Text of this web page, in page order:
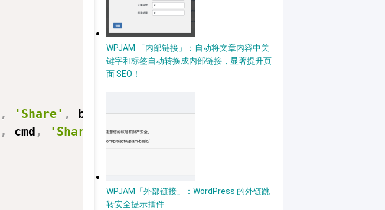
, 'Share' , baidu_share.common
, cmd , 'Share' baidu_share
WPJAM 「内部链接」：自动将文章内容中关
键字和标签自动转换成内部链接，显著提升页
面 SEO！
WPJAM「外部链接」：WordPress 的外链跳
转安全提示插件